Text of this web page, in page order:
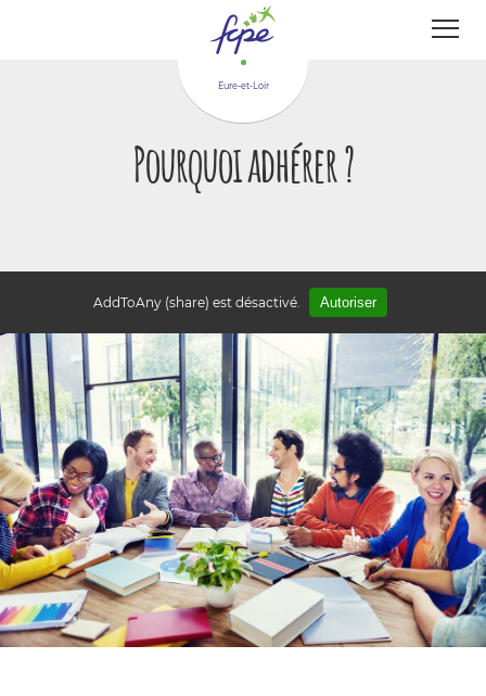
Eure-et-Loir
Pourquoi adhérer ?
AddToAny (share) est désactivé. Autoriser
Panneau de gestion des cookies